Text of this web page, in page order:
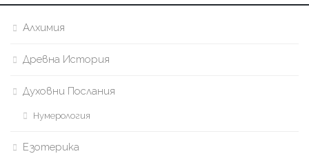
Алхимия
Древна История
Духовни Послания
Нумерология
Езотерика